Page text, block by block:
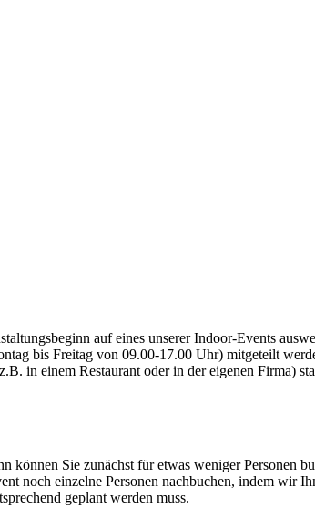
auf eines unserer Indoor-Events
bis Freitag von 09.00-17.00 Uhr) mitgeteilt
in einem Restaurant oder in der eigenen Firma)
Sie zunächst für etwas weniger Personen
noch einzelne Personen nachbuchen, indem wir
geplant werden muss.